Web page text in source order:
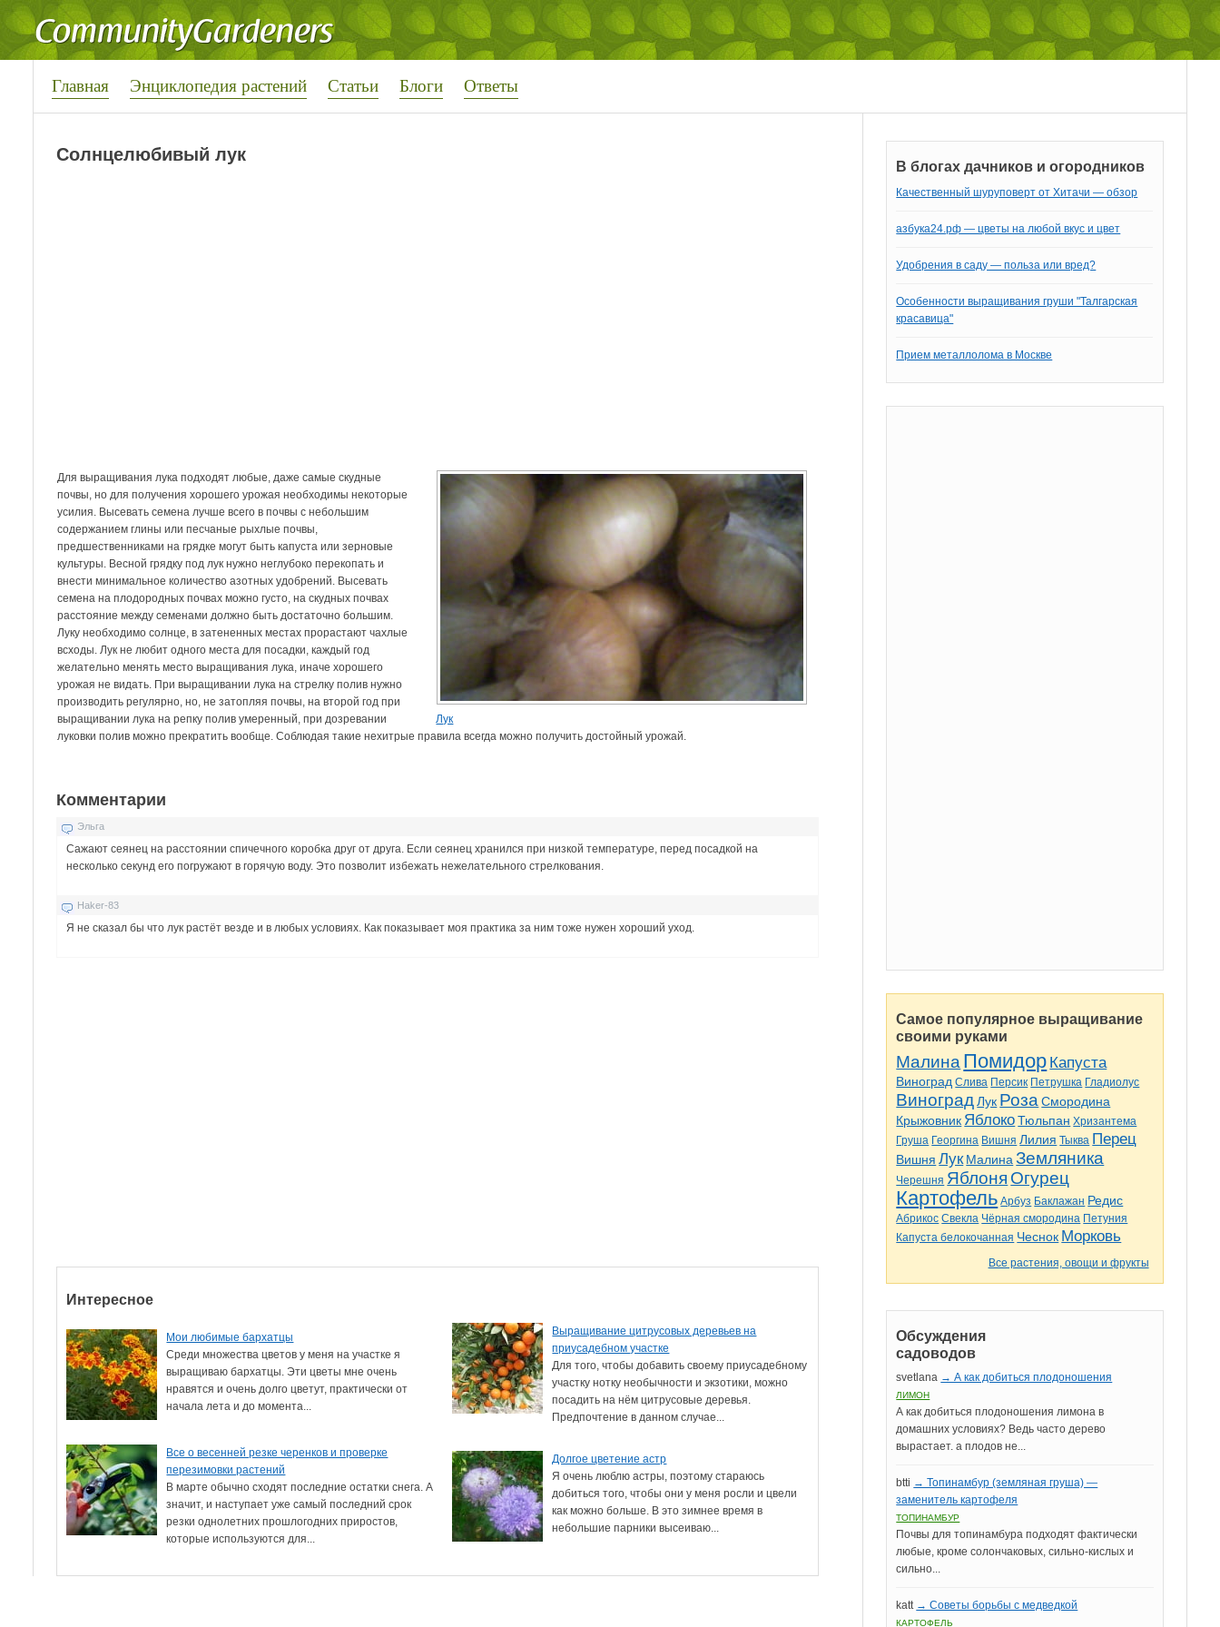
Главная Энциклопедия растений Статьи Блоги Ответы
Солнцелюбивый лук
Лук
Для выращивания лука подходят любые, даже самые скудные
почвы, но для получения хорошего урожая необходимы некоторые
усилия. Высевать семена лучше всего в почвы с небольшим
содержанием глины или песчаные рыхлые почвы,
предшественниками на грядке могут быть капуста или зерновые
культуры. Весной грядку под лук нужно неглубоко перекопать и
внести минимальное количество азотных удобрений. Высевать
семена на плодородных почвах можно густо, на скудных почвах
расстояние между семенами должно быть достаточно большим.
Луку необходимо солнце, в затененных местах прорастают чахлые
всходы. Лук не любит одного места для посадки, каждый год
желательно менять место выращивания лука, иначе хорошего
урожая не видать. При выращивании лука на стрелку полив нужно
производить регулярно, но, не затопляя почвы, на второй год при
выращивании лука на репку полив умеренный, при дозревании
луковки полив можно прекратить вообще. Соблюдая такие нехитрые правила всегда можно получить достойный урожай.
Комментарии
Эльга
Сажают сеянец на расстоянии спичечного коробка друг от друга. Если сеянец хранился при низкой температуре, перед посадкой на
несколько секунд его погружают в горячую воду. Это позволит избежать нежелательного стрелкования.
Haker-83
Я не сказал бы что лук растёт везде и в любых условиях. Как показывает моя практика за ним тоже нужен хороший уход.
Интересное
Мои любимые бархатцы
Среди множества цветов у меня на участке я
выращиваю бархатцы. Эти цветы мне очень
нравятся и очень долго цветут, практически от
начала лета и до момента...
Выращивание цитрусовых деревьев на
приусадебном участке
Для того, чтобы добавить своему приусадебному
участку нотку необычности и экзотики, можно
посадить на нём цитрусовые деревья.
Предпочтение в данном случае...
Все о весенней резке черенков и проверке
перезимовки растений
В марте обычно сходят последние остатки снега. А
значит, и наступает уже самый последний срок
резки однолетних прошлогодних приростов,
которые используются для...
Долгое цветение астр
Я очень люблю астры, поэтому стараюсь
добиться того, чтобы они у меня росли и цвели
как можно больше. В это зимнее время в
небольшие парники высеиваю...
В блогах дачников и огородников
Качественный шуруповерт от Хитачи — обзор
азбука24.рф — цветы на любой вкус и цвет
Удобрения в саду — польза или вред?
Особенности выращивания груши "Талгарская
красавица"
Прием металлолома в Москве
Самое популярное выращивание
своими руками
Малина Помидор Капуста
Виноград Слива Персик Петрушка Гладиолус
Виноград Лук Роза Смородина
Крыжовник Яблоко Тюльпан Хризантема
Груша Георгина Вишня Лилия Тыква Перец
Вишня Лук Малина Земляника
Черешня Яблоня Огурец
Картофель Арбуз Баклажан Редис
Абрикос Свекла Чёрная смородина Петуния
Капуста белокочанная Чеснок Морковь
Все растения, овощи и фрукты
Обсуждения
садоводов
svetlana → А как добиться плодоношения
ЛИМОН
А как добиться плодоношения лимона в
домашних условиях? Ведь часто дерево
вырастает. а плодов не...
btti → Топинамбур (земляная груша) —
заменитель картофеля
ТОПИНАМБУР
Почвы для топинамбура подходят фактически
любые, кроме солончаковых, сильно-кислых и
сильно...
katt → Советы борьбы с медведкой
КАРТОФЕЛЬ